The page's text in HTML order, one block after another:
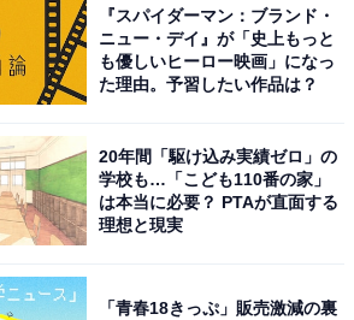
『スパイダーマン：ブランド・
ニュー・デイ』が「史上もっと
も優しいヒーロー映画」になっ
た理由。予習したい作品は？
20年間「駆け込み実績ゼロ」の
学校も…「こども110番の家」
は本当に必要？ PTAが直面する
理想と現実
「青春18きっぷ」販売激減の裏